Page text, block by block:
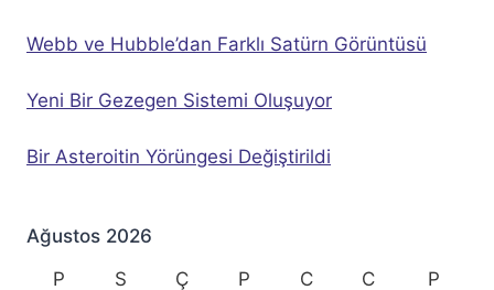
Webb ve Hubble’dan Farklı Satürn Görüntüsü
Yeni Bir Gezegen Sistemi Oluşuyor
Bir Asteroitin Yörüngesi Değiştirildi
Ağustos 2026
P
S Ç P C C P